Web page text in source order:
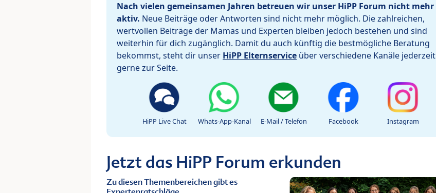
Nach vielen gemeinsamen Jahren betreuen wir unser HiPP Forum nicht mehr
aktiv. Neue Beiträge oder Antworten sind nicht mehr möglich. Die zahlreichen,
wertvollen Beiträge der Mamas und Experten bleiben jedoch bestehen und sind
weiterhin für dich zugänglich. Damit du auch künftig die bestmögliche Beratung
bekommst, steht dir unser HiPP Elternservice über verschiedene Kanäle jederzeit
gerne zur Seite.
HiPP Live Chat Whats-App-Kanal E-Mail / Telefon Facebook Instagram
Jetzt das HiPP Forum erkunden
Zu diesen Themenbereichen gibt es